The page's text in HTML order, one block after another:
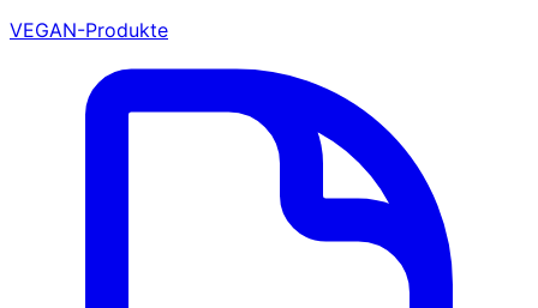
VEGAN-Produkte